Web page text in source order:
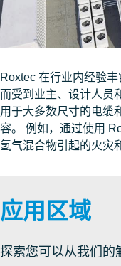
Roxtec 在行业内经验
而受到业主、设计人员
用于大多数尺寸的电缆
容。 例如，通过使用
氢气混合物引起的火灾
应用区域
探索您可以从我们的